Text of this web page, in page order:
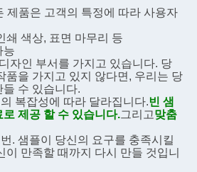
제품은 고객의 특정에 따라 사용자
쇄 색상, 표면 마무리 등
능
자인 부서를 가지고 있습니다. 당
품을 가지고 있지 않다면, 우리는 당
수 있습니다.
복잡성에 따라 달라집니다.빈 샘
제공 할 수 있습니다.그리고맞춤
. 샘플이 당신의 요구를 충족시킬
이 만족할 때까지 다시 만들 것입니